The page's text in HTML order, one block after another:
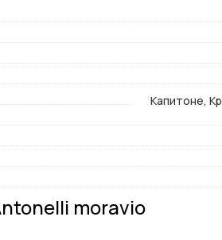
Капитоне,
moravio